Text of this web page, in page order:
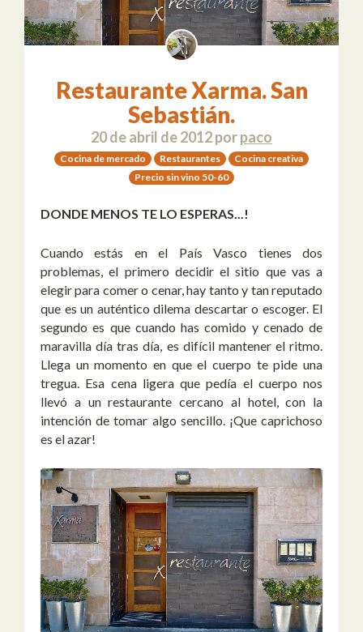
Restaurante Xarma. San
Sebastián.
20 de abril de 2012porpaco
Cocina de mercado Restaurantes
Cocina creativa
Precio sin vino 50-60
DONDE MENOS TE LO ESPERAS...!
Cuando estás en el País Vasco tienes dos
problemas, el primero decidir el sitio que vas a
elegir para comer o cenar, hay tanto y tan reputado
que es un auténtico dilema descartar o escoger. El
segundo es que cuando has comido y cenado de
maravilla día tras día, es difícil mantener el ritmo.
Llega un momento en que el cuerpo te pide una
tregua. Esa cena ligera que pedía el cuerpo nos
llevó a un restaurante cercano al hotel, con la
intención de tomar algo sencillo. ¡Que caprichoso
es el azar!